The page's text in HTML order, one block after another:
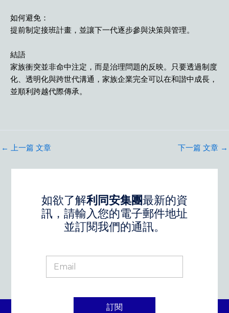
如何避免：
提前制定接班計畫，並讓下一代逐步參與決策與管理。
結語
家族衝突並非命中注定，而是治理問題的反映。只要透過制度
化、透明化與跨世代溝通，家族企業完全可以在和諧中成長，
並順利跨越代際傳承。
← 上一篇 文章 下一篇 文章 →
如欲了解利同安集團最新的資
訊，請輸入您的電子郵件地址
並訂閱我們的通訊。
訂閱